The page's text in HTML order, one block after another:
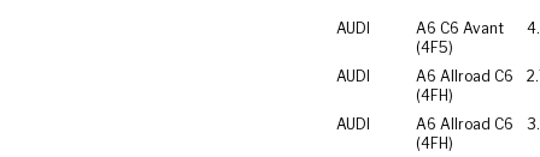
AUDI
A6 C6 Avant
(4F5)
AUDI
A6 Allroad C6
(4FH)
AUDI
A6 Allroad C6
(4FH)